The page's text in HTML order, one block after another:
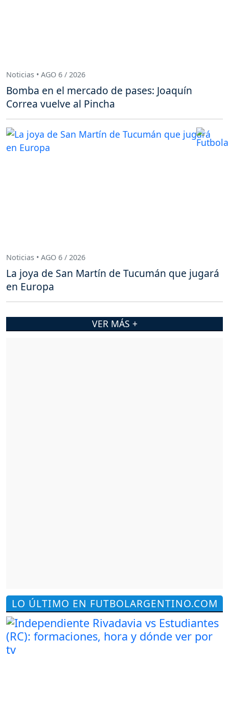
LO ÚLTIMO EN FUTBOLARGENTINO.COM
Noticias • AGO 6 / 2026
Bomba en el mercado de pases: Joaquín
Correa vuelve al Pincha
Noticias • AGO 6 / 2026
La joya de San Martín de Tucumán que jugará
en Europa
VER MÁS +